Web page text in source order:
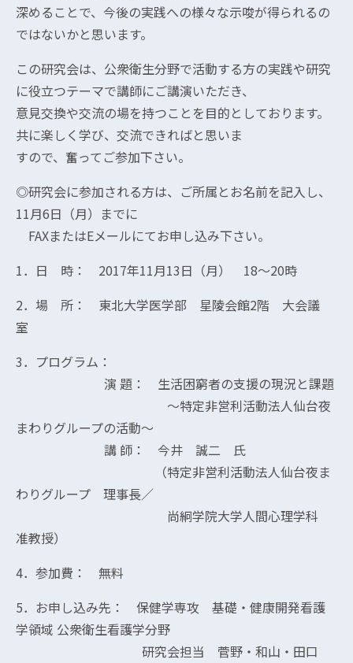
深めることで、今後の実践への様々な示唆が得られるの
ではないかと思います。
この研究会は、公衆衛生分野で活動する方の実践や研究
に役立つテーマで講師にご講演いただき、
意見交換や交流の場を持つことを目的としております。
共に楽しく学び、交流できればと思いま
すので、奮ってご参加下さい。
◎研究会に参加される方は、ご所属とお名前を記入し、
11月6日（月）までに
FAXまたはEメールにてお申し込み下さい。
1．日 時： 2017年11月13日（月） 18～20時
2．場 所： 東北大学医学部 星陵会館2階 大会議
室
3．プログラム：
演 題： 生活困窮者の支援の現況と課題
～特定非営利活動法人仙台夜
まわりグループの活動～
講 師： 今井 誠二 氏
（特定非営利活動法人仙台夜ま
わりグループ 理事長／
尚絅学院大学人間心理学科
准教授）
4．参加費： 無料
5．お申し込み先： 保健学専攻 基礎・健康開発看護
学領域 公衆衛生看護学分野
研究会担当 菅野・和山・田口